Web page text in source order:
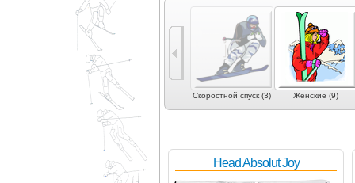
Слалом-гигант (4) Скоростной спуск (3) Женские (9)
Head Absolut Joy